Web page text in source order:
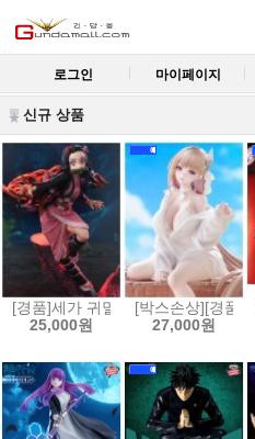
로그인 마이페이지
신규 상품
[경품]세가 귀멸의 칼날 Xross Link
25,000원
[박스손상][경품]
27,000원